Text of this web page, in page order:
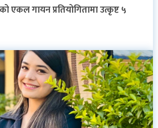
एकल गायन प्रतियोगितामा उत्कृष्ट ५